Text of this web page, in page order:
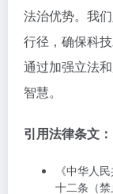
法治优势。我
行径，确保科
通过加强立法
智慧。
引用法律条文：
《中华人
十二条（